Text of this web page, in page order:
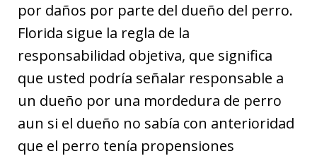
por daños por parte del dueño del perro.
Florida sigue la regla de la
responsabilidad objetiva, que significa
que usted podría señalar responsable a
un dueño por una mordedura de perro
aun si el dueño no sabía con anterioridad
que el perro tenía propensiones